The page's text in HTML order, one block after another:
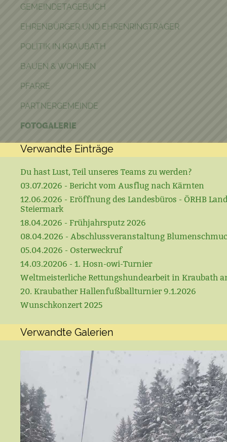
GEMEINDETAGEBUCH
EHRENBÜRGER UND EHRENRINGTRÄGER
POLITIK IN KRAUBATH
BAUEN & WOHNEN
PFARRE
PARTNERGEMEINDE
FOTOGALERIE
Verwandte Einträge
Du hast Lust, Teil unseres Teams zu werden?
03.07.2026 - Bericht vom Ausflug nach Kärnten
12.06.2026 - Eröffnung des Landesbüros - ÖRHB
Steiermark
18.04.2026 - Frühjahrsputz 2026
08.04.2026 - Abschlussveranstaltung
05.04.2026 - Osterweckruf
14.03.20206 - 1. Hosn-owi-Turnier
Weltmeisterliche Rettungshundearbeit in Kraubath
20. Kraubather Hallenfußballturnier 9.1.2026
Wunschkonzert 2025
Verwandte Galerien